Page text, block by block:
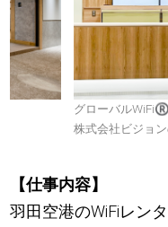
グローバルWiFi®
株式会社ビジョ
【仕事内容】
羽田空港のWiFiレン